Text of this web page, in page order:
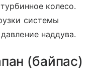
колесо.
системы
наддува.
(байпас)